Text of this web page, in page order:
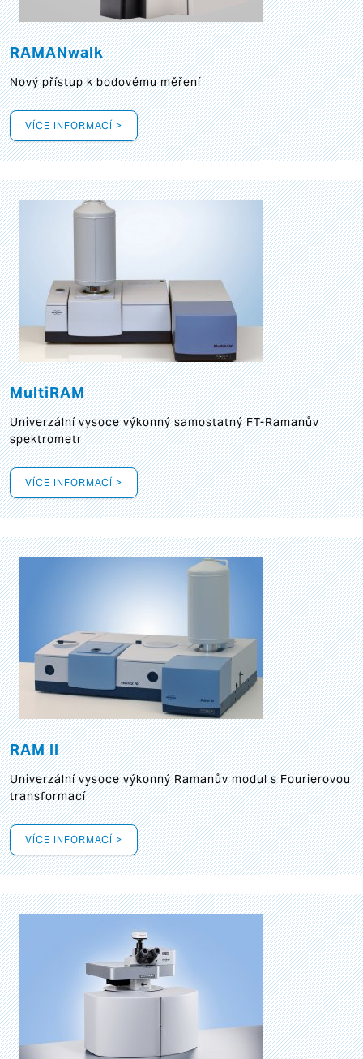
RAMANwalk
Nový přístup k bodovému měření
VÍCE INFORMACÍ >
MultiRAM
Univerzální vysoce výkonný samostatný FT-Ramanův
spektrometr
VÍCE INFORMACÍ >
RAM II
Univerzální vysoce výkonný Ramanův modul s Fourierovou
transformací
VÍCE INFORMACÍ >